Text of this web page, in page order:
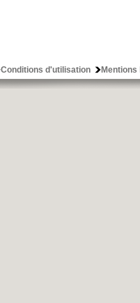
Conditions d'utilisation Mentions